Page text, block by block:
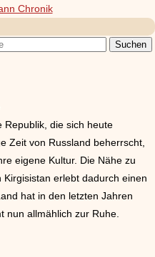
Republik, die sich heute
Zeit von Russland beherrscht,
eigene Kultur. Die Nähe zu
erlebt dadurch einen
hat in den letzten Jahren
nun allmählich zur Ruhe.